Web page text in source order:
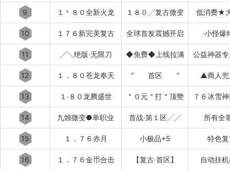
9 １丶８０全新火龙 １８０╱复古微变 低消费★
10 １７６新完美复古 全球首发震撼开启 ·小怪爆
11 ╱╲绝版·无限刀 ◆免费◆上线拉满 公益神器
12 １．８０苍龙奉天 “ 首区 ” ▲商人
13 １·８０龙腾盛世 ＂０元＂打＂顶赞 ７６冰雪
14 九烛微变●单职业 首战·第１区╱╱ 所有全
15 １．７６赤月 小极品+5 特色
16 １．７６金币合击 【复古·首区】 自动挂